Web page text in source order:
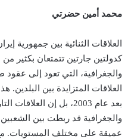
محمد أمين حضرتي
العلاقات الثنائية بين جمهورية
كدولتين جارتين تتمتعان بکثیر من
والجغرافية، التي تعود إلى
العلاقات المتزايدة بين
بعد عام 2003، بل إن
والجغرافية قد ربطت بين
عميقة على مختلف المستويات.